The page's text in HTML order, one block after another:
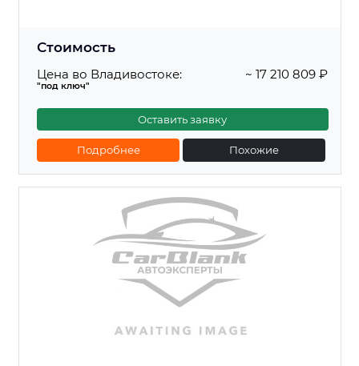
Стоимость
Цена во Владивостоке:
"под ключ"
~ 17 210 809 ₽
Оставить заявку
Подробнее Похожие